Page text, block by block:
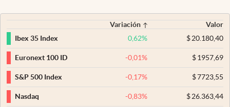
Variación
Valor
Ibex 35 Index
0,62% $20.180,40
Euronext 100 ID -0,01% $1957,69
S&P 500 Index -0,17% $7723,55
Nasdaq -0,83% $26.363,44